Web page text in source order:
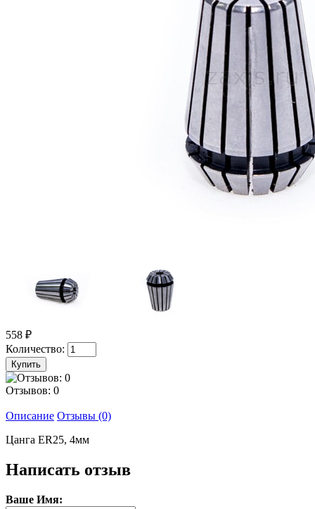
558 ₽
Количество:
Отзывов: 0
Описание Отзывы (0)
Цанга ER25, 4мм
Написать отзыв
Ваше Имя: